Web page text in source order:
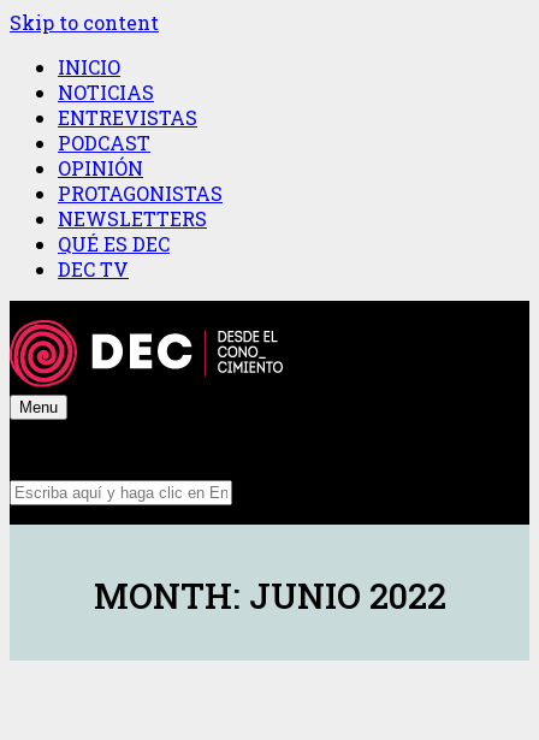
Skip to content
INICIO
NOTICIAS
ENTREVISTAS
PODCAST
OPINIÓN
PROTAGONISTAS
NEWSLETTERS
QUÉ ES DEC
DEC TV
Menu
MONTH: JUNIO 2022